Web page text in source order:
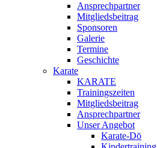
Ansprechpartner
Mitgliedsbeitrag
Sponsoren
Galerie
Termine
Geschichte
Karate
KARATE
Trainingszeiten
Mitgliedsbeitrag
Ansprechpartner
Unser Angebot
Karate-Dō